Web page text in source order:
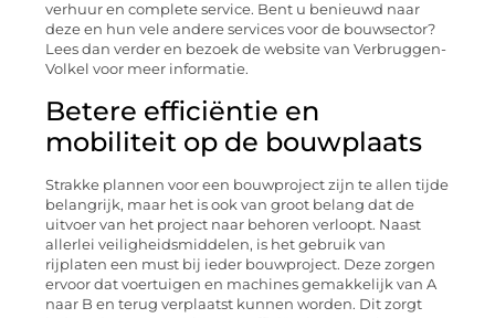
verhuur en complete service. Bent u benieuwd naar
deze en hun vele andere services voor de bouwsector?
Lees dan verder en bezoek de website van Verbruggen-
Volkel voor meer informatie.
Betere efficiëntie en
mobiliteit op de bouwplaats
Strakke plannen voor een bouwproject zijn te allen tijde
belangrijk, maar het is ook van groot belang dat de
uitvoer van het project naar behoren verloopt. Naast
allerlei veiligheidsmiddelen, is het gebruik van
rijplaten een must bij ieder bouwproject. Deze zorgen
ervoor dat voertuigen en machines gemakkelijk van A
naar B en terug verplaatst kunnen worden. Dit zorgt